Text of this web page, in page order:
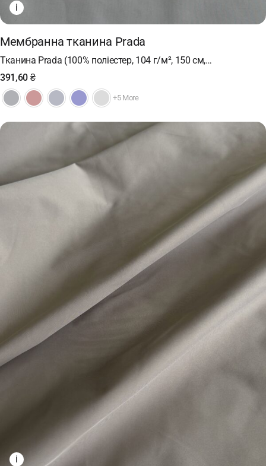
i
Мембранна тканина Prada
Тканина Prada (100% поліестер, 104 г/м², 150 см,…
391,60 ₴
+5 More
i